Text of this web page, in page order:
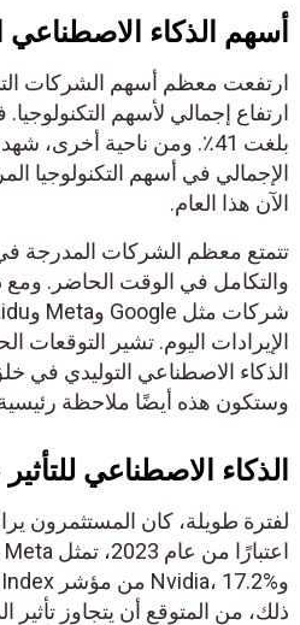
أسهم الذكاء الاصطناعي
ارتفعت معظم أسهم الشركات التي
الآن هذا العام.
تتمتع معظم الشركات المدرجة في
الذكاء الاصطناعي التوليدي في
وستكون هذه أيضًا ملاحظة رئيسية
الذكاء الاصطناعي
لفترة طويلة، كان المستثمرون
ذلك، من المتوقع أن يتجاوز تأثير